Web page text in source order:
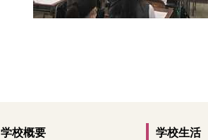
学校概要 学校生活